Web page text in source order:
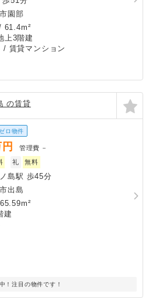
園部
61.4m²
上3階建
/ 賃貸マンション
の賃貸
ロ物件
管理費 －
礼 無料
島駅 歩45分
出島
65.59m²
建
！注目の物件です！